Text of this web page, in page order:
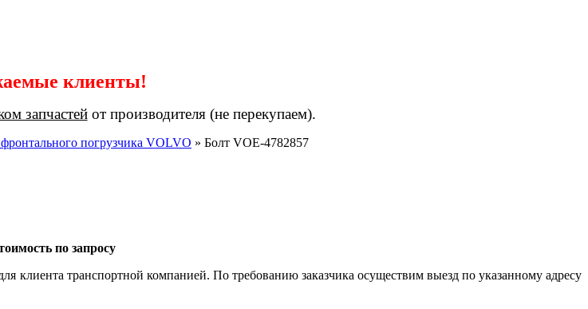
клиенты!
запчастейот производителя (не перекупаем).
погрузчика VOLVO » Болт VOE-4782857
по запросу
клиента транспортной компанией. По требованию заказчика осуществим выезд по указанному адресу